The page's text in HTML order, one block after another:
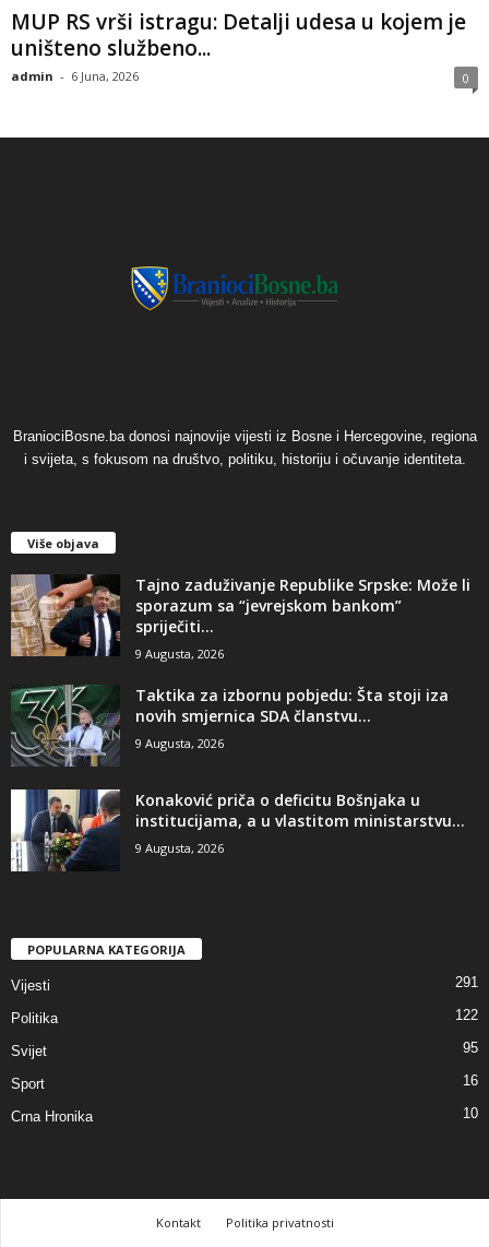
​MUP RS vrši istragu: Detalji udesa u kojem je
uništeno službeno...
admin - 6 Juna, 2026 0
BraniociBosne.ba donosi najnovije vijesti iz Bosne i Hercegovine, regiona
i svijeta, s fokusom na društvo, politiku, historiju i očuvanje identiteta.
Više objava
Tajno zaduživanje Republike Srpske: Može li
sporazum sa “jevrejskom bankom”
spriječiti...
9 Augusta, 2026
Taktika za izbornu pobjedu: Šta stoji iza
novih smjernica SDA članstvu...
9 Augusta, 2026
​Konaković priča o deficitu Bošnjaka u
institucijama, a u vlastitom ministarstvu...
9 Augusta, 2026
POPULARNA KATEGORIJA
Vijesti 291
Politika 122
Svijet 95
Sport 16
Crna Hronika 10
Kontakt
Politika privatnosti